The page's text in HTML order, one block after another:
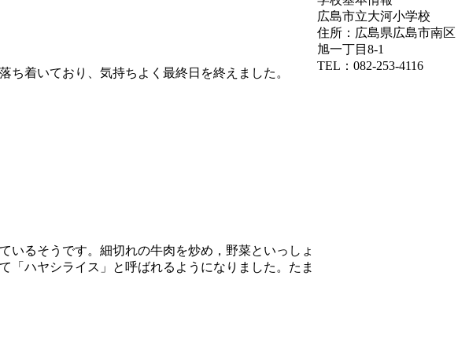
着いており、気持ちよく最終日を終えました。
るそうです。細切れの牛肉を炒め，野菜といっしょ
ハヤシライス」と呼ばれるようになりました。たま
広島市立大河小学校
住所：広島県広島市南区
旭一丁目8-1
TEL：082-253-4116